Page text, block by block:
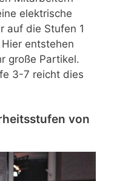
elektrische
auf die Stufen 1
entstehen
große Partikel.
3-7 reicht dies
von